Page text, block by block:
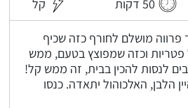
מושלם לחורף כזה שכיף
פטריות וכזה שמפוצץ בטעם, ממש
לנסות להכין בבית, זה ממש קל!
הלבן, האלכוהול יתאדה. כנסו